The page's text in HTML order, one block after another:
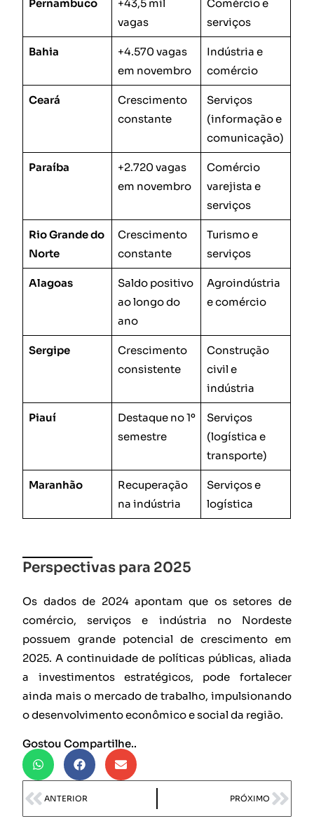
Pernambuco
+43,5 mil
vagas
Comércio e
serviços
Bahia
+4.570 vagas
em novembro
Indústria e
comércio
Ceará
Crescimento
constante
Serviços
(informação e
comunicação)
Paraíba
+2.720 vagas
em novembro
Comércio
varejista e
serviços
Rio Grande do
Norte
Crescimento
constante
Turismo e
serviços
Alagoas
Saldo positivo
ao longo do
ano
Agroindústria
e comércio
Sergipe
Crescimento
consistente
Construção
civil e
indústria
Piauí
Destaque no 1º
semestre
Serviços
(logística e
transporte)
Maranhão
Recuperação
na indústria
Serviços e
logística
Perspectivas para 2025
Os dados de 2024 apontam que os setores de
comércio, serviços e indústria no Nordeste
possuem grande potencial de crescimento em
2025. A continuidade de políticas públicas, aliada
a investimentos estratégicos, pode fortalecer
ainda mais o mercado de trabalho, impulsionando
o desenvolvimento econômico e social da região.
Gostou Compartilhe..
ANTERIOR PRÓXIMO